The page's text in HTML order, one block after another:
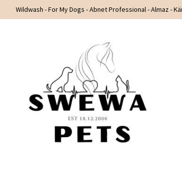
Wildwash - For My Dogs - Abnet Professional - Almaz -